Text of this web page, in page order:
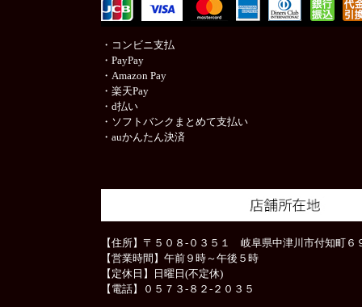
・コンビニ支払
・PayPay
・Amazon Pay
・楽天Pay
・d払い
・ソフトバンクまとめて支払い
・auかんたん決済
【住所】〒５０８-０３５１ 岐阜県中津川市付知町６
【営業時間】午前９時～午後５時
【定休日】日曜日(不定休)
【電話】０５７３-８２-２０３５